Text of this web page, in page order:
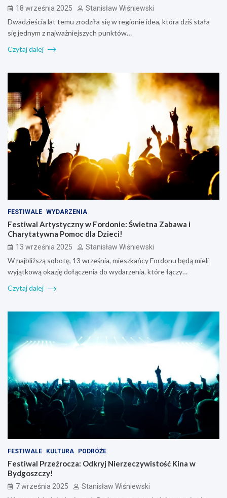
18 września 2025 Stanisław Wiśniewski
Dwadzieścia lat temu zrodziła się w regionie idea, która dziś stała
się jednym z najważniejszych punktów…
Czytaj dalej
FESTIWALE WYDARZENIA
Festiwal Artystyczny w Fordonie: Świetna Zabawa i
Charytatywna Pomoc dla Dzieci!
13 września 2025 Stanisław Wiśniewski
W najbliższą sobotę, 13 września, mieszkańcy Fordonu będą mieli
wyjątkową okazję dołączenia do wydarzenia, które łączy…
Czytaj dalej
FESTIWALE KULTURA PODRÓŻE
Festiwal Przeźrocza: Odkryj Nierzeczywistość Kina w
Bydgoszczy!
7 września 2025 Stanisław Wiśniewski